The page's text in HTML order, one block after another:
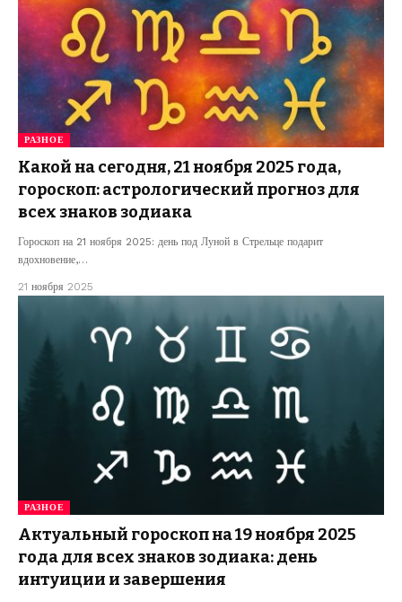
РАЗНОЕ
Какой на сегодня, 21 ноября 2025 года,
гороскоп: астрологический прогноз для
всех знаков зодиака
Гороскоп на 21 ноября 2025: день под Луной в Стрельце подарит
вдохновение,…
21 ноября 2025
РАЗНОЕ
Актуальный гороскоп на 19 ноября 2025
года для всех знаков зодиака: день
интуиции и завершения